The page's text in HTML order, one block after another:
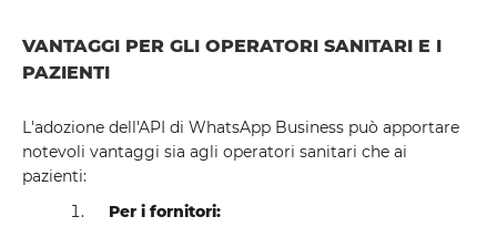
VANTAGGI PER GLI OPERATORI SANITARI E I
PAZIENTI
L'adozione dell'API di WhatsApp Business può apportare
notevoli vantaggi sia agli operatori sanitari che ai
pazienti:
Per i fornitori: